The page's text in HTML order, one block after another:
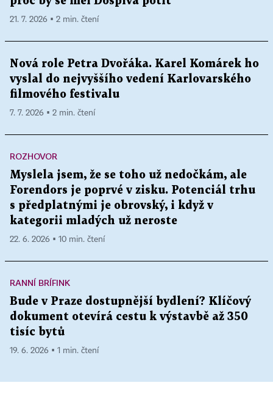
21. 7. 2026 ▪ 2 min. čtení
Nová role Petra Dvořáka. Karel Komárek ho
vyslal do nejvyššího vedení Karlovarského
filmového festivalu
7. 7. 2026 ▪ 2 min. čtení
ROZHOVOR
Myslela jsem, že se toho už nedočkám, ale
Forendors je poprvé v zisku. Potenciál trhu
s předplatnými je obrovský, i když v
kategorii mladých už neroste
22. 6. 2026 ▪ 10 min. čtení
RANNÍ BRÍFINK
Bude v Praze dostupnější bydlení? Klíčový
dokument otevírá cestu k výstavbě až 350
tisíc bytů
19. 6. 2026 ▪ 1 min. čtení